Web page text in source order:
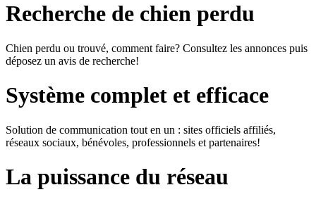
Recherche de chien perdu
Chien perdu ou trouvé, comment faire? Consultez les annonces puis
déposez un avis de recherche!
Système complet et efficace
Solution de communication tout en un : sites officiels affiliés,
réseaux sociaux, bénévoles, professionnels et partenaires!
La puissance du réseau